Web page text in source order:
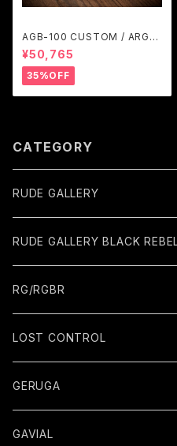
AGB-100 CUSTOM / ARGE
NT GLEAM
¥50,765
35%OFF
CATEGORY
RUDE GALLERY
RUDE GALLERY BLACK
RG/RGBR
LOST CONTROL
GERUGA
GAVIAL